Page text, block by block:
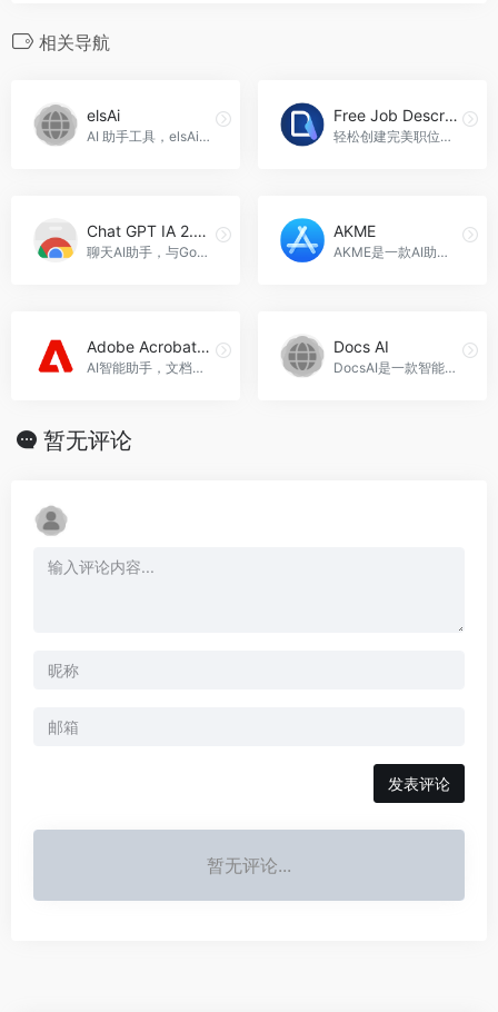
相关导航
elsAi
AI 助手工具，elsAi官网入口网址
Free Job Description Generator
轻松创建完美职位描述，Free Job Description Generator官网入口网址
Chat GPT IA 2.0 PRO
聊天AI助手，与Google结合使用，Chat GPT IA 2.0 PRO官网入口网址
AKME
AKME是一款AI助手应用，通过与OpenAI的GPT模型交互，帮助用户获取各种领域的知识和信息，AKME官网入口网址
Adobe Acrobat AI Assistant
AI智能助手，文档快速理解与生成，Adobe Acrobat AI Assistant官网入口网址
Docs AI
DocsAI是一款智能文档助手，帮助您训练和管理文档，与文档进行对话，并创建能够解答问题的聊天机器人。它支持多源集成，具有自定义助手和自定义API等功能，适用于团队协作、客户支持和内部知识库等场景，Docs AI官网入口网址
暂无评论
发表评论
暂无评论...